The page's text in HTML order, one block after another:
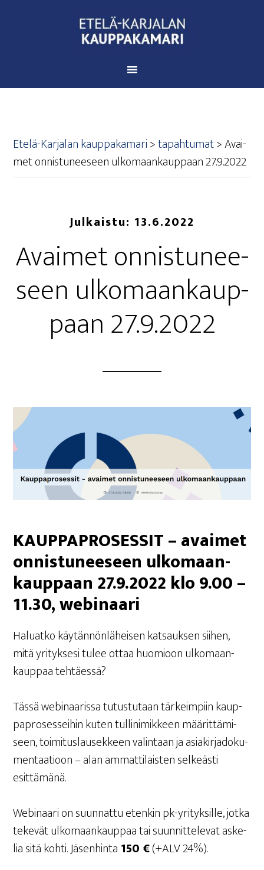
Etelä-Karjalan kauppakamari>tapahtumat>Avai­
met onnis­tu­nee­seen ulko­maan­kaup­paan 27.9.2022
Julkaistu: 13.6.2022
Avai­met onnis­tu­nee­
seen ulko­maan­kaup­
paan 27.9.2022
KAUP­PA­PRO­SES­SIT – avai­met
onnis­tu­nee­seen ulko­maan­
kaup­paan 27.9.2022 klo 9.00 –
11.30, webinaari
Haluat­ko käy­tän­nön­lä­hei­sen kat­sauk­sen sii­hen,
mitä yri­tyk­se­si tulee ottaa huo­mioon ulko­maan­
kaup­paa tehtäessä?
Täs­sä webi­naa­ris­sa tutus­tu­taan tär­keim­piin kaup­
pa­pro­ses­sei­hin kuten tul­li­ni­mik­keen mää­rit­tä­mi­
seen, toi­mi­tus­lausek­keen valin­taan ja asia­kir­ja­do­ku­
men­taa­tioon – alan ammat­ti­lais­ten sel­keäs­ti
esittämänä.
Webi­naa­ri on suun­nat­tu eten­kin pk-yri­tyk­sil­le, jot­ka
teke­vät ulko­maan­kaup­paa tai suun­nit­te­le­vat aske­
lia sitä koh­ti. Jäsen­hin­ta 150 €(+ALV 24%).